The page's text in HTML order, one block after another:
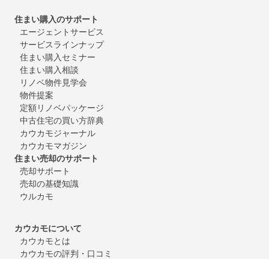
住まい購入のサポート
エージェントサービス
サービスラインナップ
住まい購入セミナー
住まい購入相談
リノベ物件見学会
物件提案
定額リノベパッケージ
中古住宅の買い方辞典
カウカモジャーナル
カウカモマガジン
住まい売却のサポート
売却サポート
売却の基礎知識
ウルカモ
カウカモについて
カウカモとは
カウカモの評判・口コミ